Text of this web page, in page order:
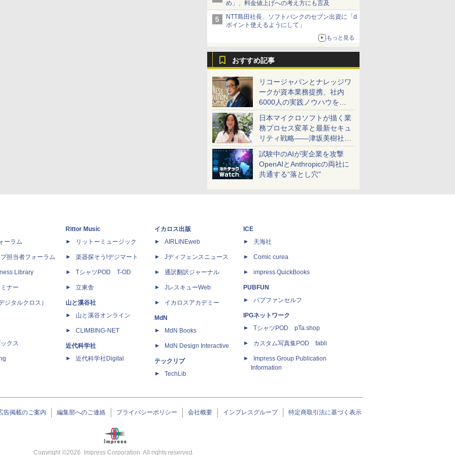
め」、料金値上げへの考え方にも言及
NTT島田社長、ソフトバンクのセブン出資に「d
ポイント使えるようにして」
もっと見る
おすすめ記事
リコージャパンとナレッジワ
ークが資本業務提携、社内
6000人の実践ノウハウを生
かした「AI商談記録 for
RICOH」を展開へ
日本マイクロソフトが描く業
務プロセス変革と最新セキュ
リティ戦略――津坂美樹社長
が2027年度戦略を説明
試験中のAIが実企業を攻撃
OpenAIとAnthropicの両社に
共通する“落とし穴”
ーラム
担当者フォーラム
Library
ナー
ジタルクロス）
クス
Rittor Music
リットーミュージック
楽器探そう!デジマート
TシャツPOD T-OD
立東舎
山と溪谷社
山と溪谷オンライン
CLIMBING-NET
近代科学社
近代科学社Digital
イカロス出版
AIRLINEweb
Jディフェンスニュース
通訳翻訳ジャーナル
JレスキューWeb
イカロスアカデミー
MdN
MdN Books
MdN Design Interactive
テックリブ
TechLib
ICE
天海社
Comic curea
impress QuickBooks
PUBFUN
パブファンセルフ
IPGネットワーク
TシャツPOD pTa.shop
カスタム写真集POD fabli
Impress Group Publication
Information
告掲載のご案内 編集部へのご連絡 プライバシーポリシー 会社概要 インプレスグループ 特定商取引法に基づく表示
Copyright ©2026 Impress Corporation. All rights reserved.